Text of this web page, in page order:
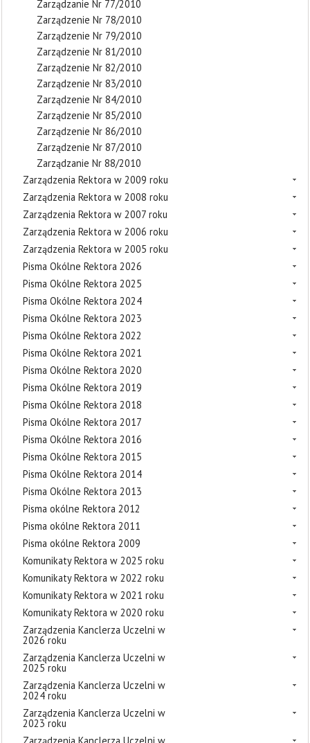
Zarządzanie Nr 77/2010
Zarządzenie Nr 78/2010
Zarządzenie Nr 79/2010
Zarządzenie Nr 81/2010
Zarządzenie Nr 82/2010
Zarządzenie Nr 83/2010
Zarządzenie Nr 84/2010
Zarządzenie Nr 85/2010
Zarządzenie Nr 86/2010
Zarządzenie Nr 87/2010
Zarządzanie Nr 88/2010
Zarządzenia Rektora w 2009 roku
Zarządzenia Rektora w 2008 roku
Zarządzenia Rektora w 2007 roku
Zarządzenia Rektora w 2006 roku
Zarządzenia Rektora w 2005 roku
Pisma Okólne Rektora 2026
Pisma Okólne Rektora 2025
Pisma Okólne Rektora 2024
Pisma Okólne Rektora 2023
Pisma Okólne Rektora 2022
Pisma Okólne Rektora 2021
Pisma Okólne Rektora 2020
Pisma Okólne Rektora 2019
Pisma Okólne Rektora 2018
Pisma Okólne Rektora 2017
Pisma Okólne Rektora 2016
Pisma Okólne Rektora 2015
Pisma Okólne Rektora 2014
Pisma Okólne Rektora 2013
Pisma okólne Rektora 2012
Pisma okólne Rektora 2011
Pisma okólne Rektora 2009
Komunikaty Rektora w 2025 roku
Komunikaty Rektora w 2022 roku
Komunikaty Rektora w 2021 roku
Komunikaty Rektora w 2020 roku
Zarządzenia Kanclerza Uczelni w
2026 roku
Zarządzenia Kanclerza Uczelni w
2025 roku
Zarządzenia Kanclerza Uczelni w
2024 roku
Zarządzenia Kanclerza Uczelni w
2023 roku